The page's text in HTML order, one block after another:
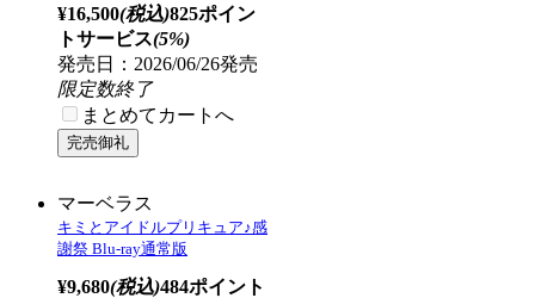
発売日：2026/06/26発売
限定数終了
まとめてカートへ
マーベラス
謝祭 Blu-ray通常版【Wスエー
ドタペストリーセット】
¥12,980(税込)649ポイン
トサービス(5%)